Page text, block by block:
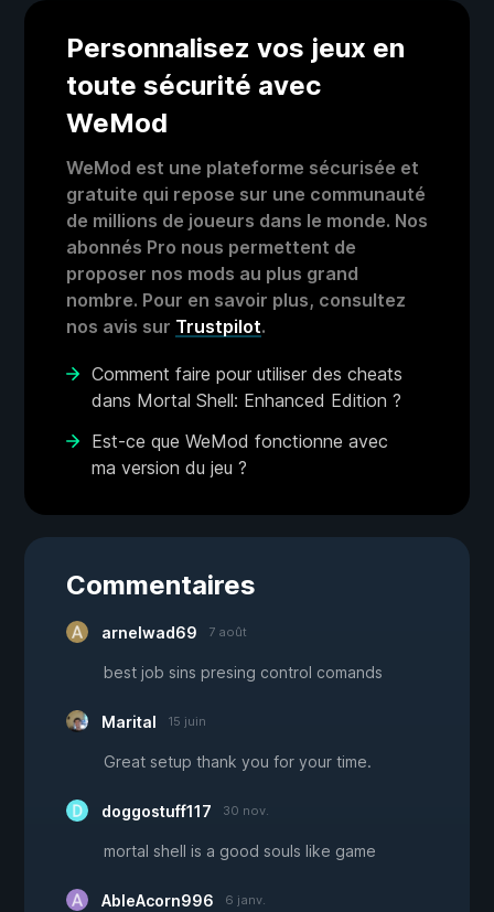
Personnalisez vos jeux en
toute sécurité avec
WeMod
WeMod est une plateforme sécurisée et
gratuite qui repose sur une communauté
de millions de joueurs dans le monde. Nos
abonnés Pro nous permettent de
proposer nos mods au plus grand
nombre. Pour en savoir plus, consultez
nos avis sur Trustpilot.
Comment faire pour utiliser des cheats
dans Mortal Shell: Enhanced Edition ?
Est-ce que WeMod fonctionne avec
ma version du jeu ?
Commentaires
arnelwad69 7 août
best job sins presing control comands
Marital 15 juin
Great setup thank you for your time.
doggostuff117 30 nov.
mortal shell is a good souls like game
AbleAcorn996 6 janv.